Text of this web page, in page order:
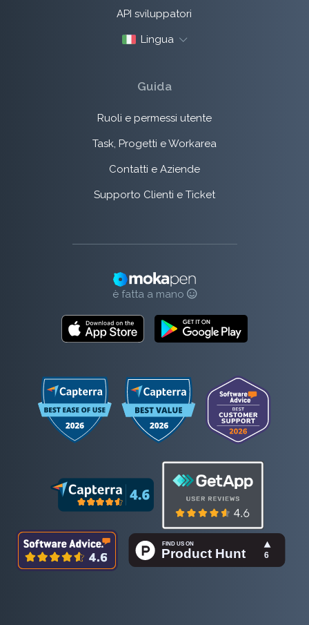
API sviluppatori
Lingua
Guida
Ruoli e permessi utente
Task, Progetti e Workarea
Contatti e Aziende
Supporto Clienti e Ticket
è fatta a mano